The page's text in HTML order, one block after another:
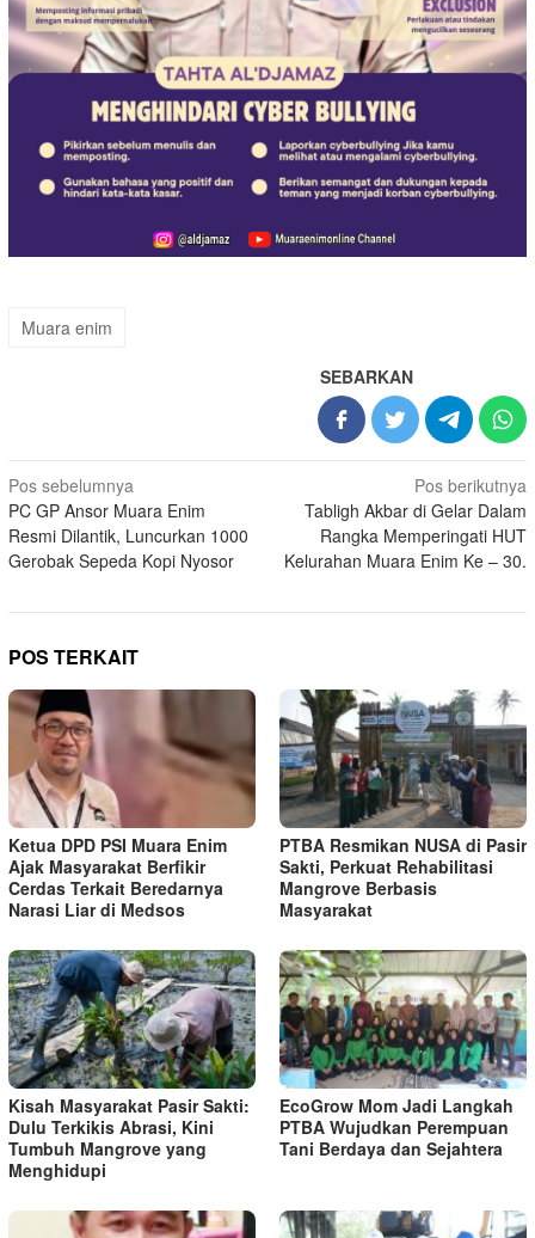
Muara enim
SEBARKAN
Navigasi
pos
Pos sebelumnya
PC GP Ansor Muara Enim
Resmi Dilantik, Luncurkan 1000
Gerobak Sepeda Kopi Nyosor
Pos berikutnya
Tabligh Akbar di Gelar Dalam
Rangka Memperingati HUT
Kelurahan Muara Enim Ke – 30.
POS TERKAIT
Ketua DPD PSI Muara Enim
Ajak Masyarakat Berfikir
Cerdas Terkait Beredarnya
Narasi Liar di Medsos
PTBA Resmikan NUSA di Pasir
Sakti, Perkuat Rehabilitasi
Mangrove Berbasis
Masyarakat
Kisah Masyarakat Pasir Sakti:
Dulu Terkikis Abrasi, Kini
Tumbuh Mangrove yang
Menghidupi
EcoGrow Mom Jadi Langkah
PTBA Wujudkan Perempuan
Tani Berdaya dan Sejahtera